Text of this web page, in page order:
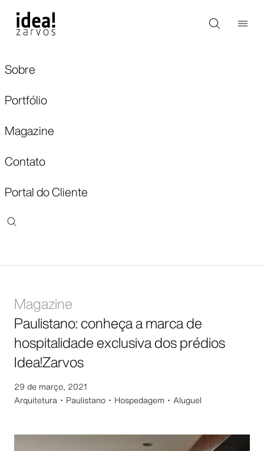
Sobre
Portfólio
Magazine
Contato
Portal do Cliente
Magazine
Paulistano: conheça a marca de
hospitalidade exclusiva dos prédios
Idea!Zarvos
29 de março, 2021
Arquitetura ･ Paulistano ･ Hospedagem ･ Aluguel